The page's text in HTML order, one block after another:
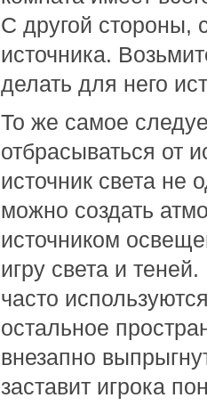
С другой стороны,
источника.
делать для него
То же самое
отбрасываться от
источник света
можно создать
источником
игру света и
часто
остальное
внезапно
заставит игрока